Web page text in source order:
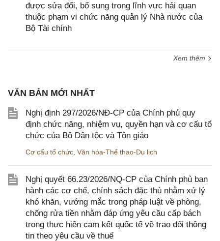
được sửa đổi, bổ sung trong lĩnh vực hải quan
thuộc phạm vi chức năng quản lý Nhà nước của
Bộ Tài chính
Xem thêm
VĂN BẢN MỚI NHẤT
Nghị định 297/2026/NĐ-CP của Chính phủ quy
định chức năng, nhiệm vụ, quyền hạn và cơ cấu tổ
chức của Bộ Dân tộc và Tôn giáo
Cơ cấu tổ chức Văn hóa-Thể thao-Du lịch
Nghị quyết 66.23/2026/NQ-CP của Chính phủ ban
hành các cơ chế, chính sách đặc thù nhằm xử lý
khó khăn, vướng mắc trong pháp luật về phòng,
chống rửa tiền nhằm đáp ứng yêu cầu cấp bách
trong thực hiện cam kết quốc tế về trao đổi thông
tin theo yêu cầu về thuế